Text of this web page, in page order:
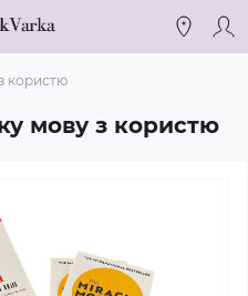
користю
мову з користю